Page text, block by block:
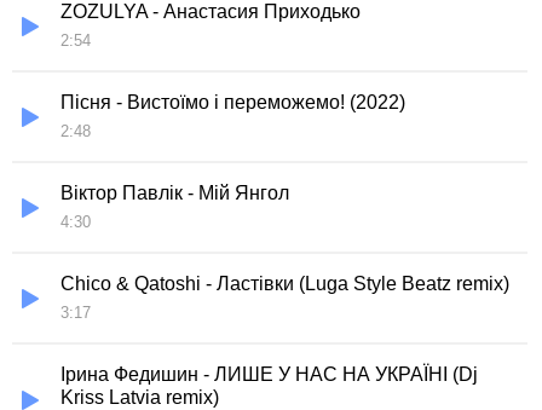
ZOZULYA - Анастасия Приходько
2:54
Пісня - Вистоїмо і переможемо! (2022)
2:48
Віктор Павлік - Мій Янгол
4:30
Chico & Qatoshi - Ластівки (Luga Style Beatz remix)
3:17
Ірина Федишин - ЛИШЕ У НАС НА УКРАЇНІ (Dj
Kriss Latvia remix)